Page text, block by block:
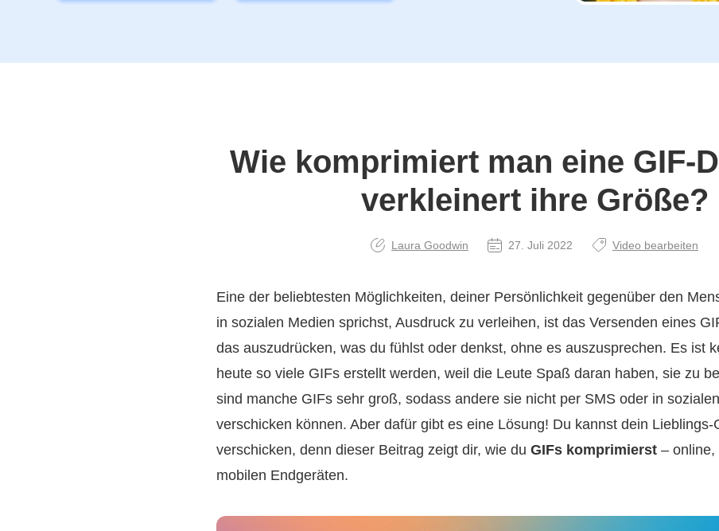
Wie komprimiert man eine
verkleinert ihre Größe?
Laura Goodwin 27. Juli 2022 Video bearbeiten
Eine der beliebtesten Möglichkeiten, deiner Persönlichkeit gegenüber den
in sozialen Medien sprichst, Ausdruck zu verleihen, ist das Versenden eines
das auszudrücken, was du fühlst oder denkst, ohne es auszusprechen. Es ist
heute so viele GIFs erstellt werden, weil die Leute Spaß daran haben, sie zu
sind manche GIFs sehr groß, sodass andere sie nicht per SMS oder in
verschicken können. Aber dafür gibt es eine Lösung! Du kannst dein
verschicken, denn dieser Beitrag zeigt dir, wie du GIFs komprimierst – online,
mobilen Endgeräten.